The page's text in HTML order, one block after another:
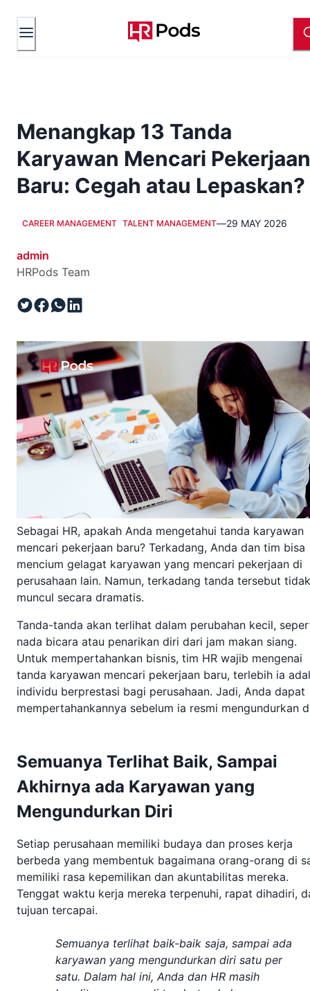
Menangkap 13 Tanda
Karyawan Mencari Pekerjaan
Baru: Cegah atau Lepaskan?
CAREER MANAGEMENT TALENT MANAGEMENT—29 MAY 2026
admin
HRPods Team
Sebagai HR, apakah Anda mengetahui tanda karyawan
mencari pekerjaan baru? Terkadang, Anda dan tim bisa
mencium gelagat karyawan yang mencari pekerjaan di
perusahaan lain. Namun, terkadang tanda tersebut tidak
muncul secara dramatis.
Tanda-tanda akan terlihat dalam perubahan kecil,
nada bicara atau penarikan diri dari jam makan siang.
Untuk mempertahankan bisnis, tim HR wajib mengenai
tanda karyawan mencari pekerjaan baru, terlebih ia
individu berprestasi bagi perusahaan. Jadi, Anda dapat
mempertahankannya sebelum ia resmi mengundurkan
Semuanya Terlihat Baik, Sampai
Akhirnya ada Karyawan yang
Mengundurkan Diri
Setiap perusahaan memiliki budaya dan proses kerja
berbeda yang membentuk bagaimana orang-orang di
memiliki rasa kepemilikan dan akuntabilitas mereka.
Tenggat waktu kerja mereka terpenuhi, rapat dihadiri,
tujuan tercapai.
Semuanya terlihat baik-baik saja, sampai ada
karyawan yang mengundurkan diri satu per
satu. Dalam hal ini, Anda dan HR masih